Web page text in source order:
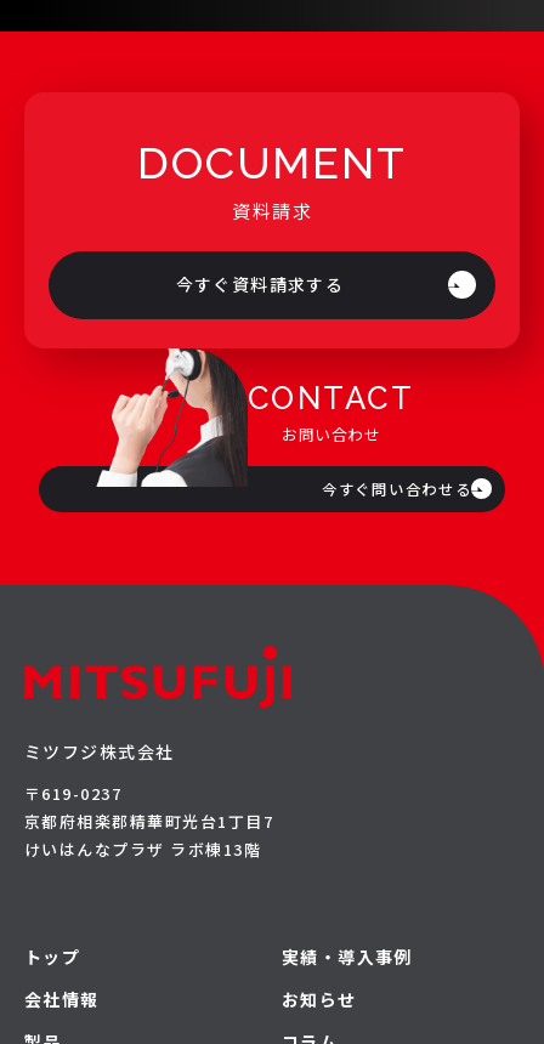
DOCUMENT
資料請求
今すぐ資料請求する
CONTACT
お問い合わせ
今すぐ問い合わせる
ミツフジ株式会社
〒619-0237
京都府相楽郡精華町光台1丁目7
けいはんなプラザ ラボ棟13階
トップ
会社情報
実績・導入事例
お知らせ